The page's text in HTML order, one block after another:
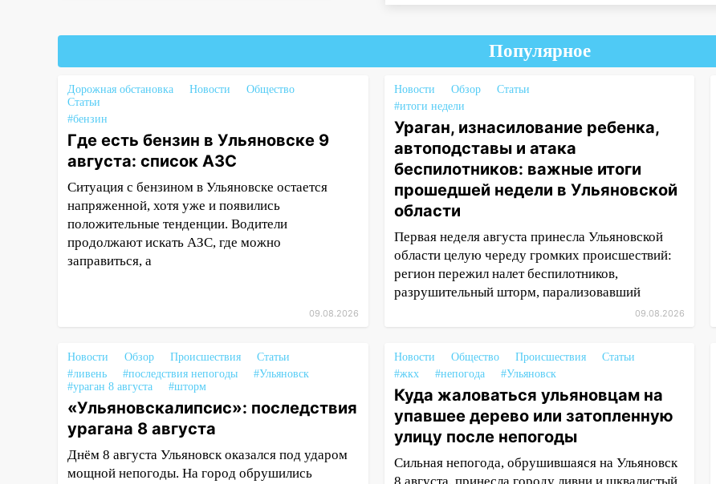
троллейбусную
08:19 Внимание! В
Цильнинском районе пропал
67-летний мужчина
08:11
На Ульяновск снова
надвигается непогода
07:30 Евро-3 вместо Евро-5:
что означают классы бензина и
можно ли заливать «старое»
топливо в современные
автомобили
05:05
День, когда всё может
измениться: гороскоп на 9
августа — три знака получат
шанс, который нельзя упустить
08.08.2026
20:10
Во время урагана в
Популярное
Дорожная обстановка Новости
Общество
Статьи
#бензин
Где есть бензин в Ульяновске 9
августа: список АЗС
Ситуация с бензином в Ульяновске остается
напряженной, хотя уже и появились
положительные тенденции. Водители
продолжают искать АЗС, где можно
заправиться, а
09.08.2026
Новости Обзор
Статьи
#итоги недели
Ураган, изнасилование ребенка,
автоподставы и атака
беспилотников: важные итоги
прошедшей недели в Ульяновской
области
Первая неделя августа принесла Ульяновской
области целую череду громких происшествий:
регион пережил налет беспилотников,
разрушительный шторм, парализовавший
09.08.2026
Новости Обзор Происшествия
Статьи
#ливень
#последствия непогоды
#Ульяновск
#ураган 8 августа
#шторм
«Ульяновскалипсис»: последствия
урагана 8 августа
Днём 8 августа Ульяновск оказался под ударом
мощной непогоды. На город обрушились
Новости Общество Происшествия
Статьи
#жкх
#непогода #Ульяновск
Куда жаловаться ульяновцам на
упавшее дерево или затопленную
улицу после непогоды
Сильная непогода, обрушившаяся на Ульяновск